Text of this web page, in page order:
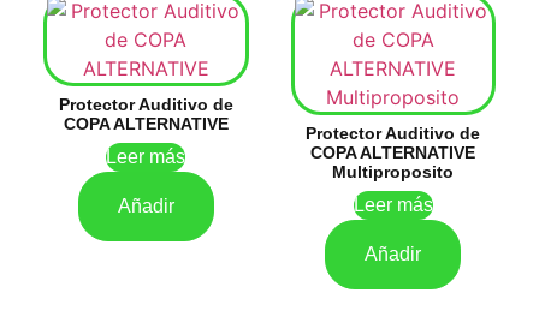
Protector Auditivo de
COPA ALTERNATIVE
Leer más
Añadir
Protector Auditivo de
COPA ALTERNATIVE
Multiproposito
Leer más
Añadir